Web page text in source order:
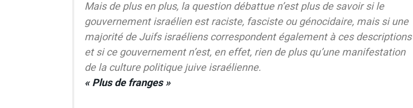
Mais de plus en plus, la question débattue n’est plus de savoir si le
gouvernement israélien est raciste, fasciste ou génocidaire, mais si une
majorité de Juifs israéliens correspondent également à ces descriptions
et si ce gouvernement n’est, en effet, rien de plus qu’une manifestation
de la culture politique juive israélienne.
« Plus de franges »